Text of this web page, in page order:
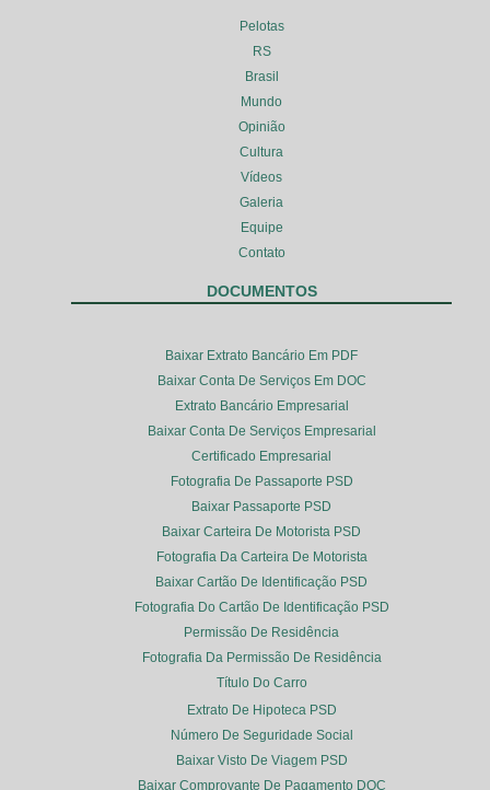
Pelotas
RS
Brasil
Mundo
Opinião
Cultura
Vídeos
Galeria
Equipe
Contato
DOCUMENTOS
Baixar Extrato Bancário Em PDF
Baixar Conta De Serviços Em DOC
Extrato Bancário Empresarial
Baixar Conta De Serviços Empresarial
Certificado Empresarial
Fotografia De Passaporte PSD
Baixar Passaporte PSD
Baixar Carteira De Motorista PSD
Fotografia Da Carteira De Motorista
Baixar Cartão De Identificação PSD
Fotografia Do Cartão De Identificação PSD
Permissão De Residência
Fotografia Da Permissão De Residência
Título Do Carro
Extrato De Hipoteca PSD
Número De Seguridade Social
Baixar Visto De Viagem PSD
Baixar Comprovante De Pagamento DOC